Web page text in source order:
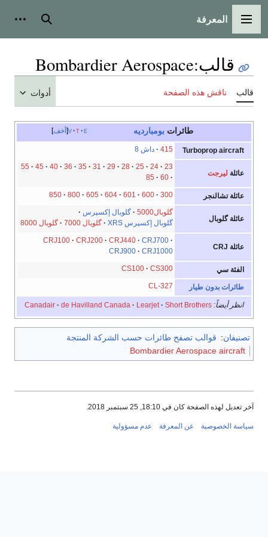
القائمة الرئيسية
المعرفة بحث
قالب:
Bombardier Aerospace
قالب ناقش هذه الصفحة أدوات
أخف v t e طائراتبومبارديه
Turboprop aircraft
415 داش 8
عائلة ليرجت
23
24
25
28
29
31
35
36
40
45
55
60
85
عائلة تشالنجر 300
600
601
604
605
800
850
عائلة گلوبال
گلوبال5000
گلوبال إكسپرس
گلوبال إكسپرس XRS
گلوبال 7000 گلوبال 8000
عائلة CRJ
CRJ100 CRJ200 CRJ440
CRJ700
CRJ900
CRJ1000
الفئة سي CS100 CS300
طائرات بدون طيار CL-327
انظر أيضاً:
Canadair de Havilland Canada Learjet Short Brothers
تصنيفان: قوالب تصفح طائرات حسب الشركة المنتجة
Bombardier Aerospace aircraft
آخر تعديل لهذه الصفحة كان في 18:10, 25 سبتمبر 2018.
سياسة الخصوصية عن المعرفة عدم مسؤولية